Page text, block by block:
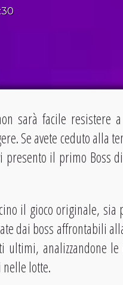
sarà facile resistere
Se avete ceduto alla
presento il primo Boss di
il gioco originale, sia
dai boss affrontabili
analizzandone le
lotte.